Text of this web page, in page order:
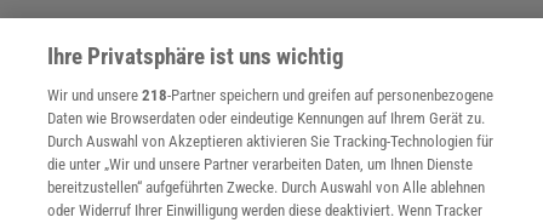
Ich forsche schon viele Jahre dazu und habe das Buch in erster
Linie über meine eigenen Erkenntnisse geschrieben. Deshalb
wusste ich das meiste natürlich schon vorher und musste nicht
von Grund auf recherchieren. Aus meiner Sicht ein sehr
spannendes Feld ist das der gezielten Persönlichkeitsentwicklung.
Ihre Privatsphäre ist uns wichtig
Wir und unsere218-Partner speichern und greifen auf personenbezogene
Daten wie Browserdaten oder eindeutige Kennungen auf Ihrem Gerät zu.
Durch Auswahl von Akzeptieren aktivieren Sie Tracking-Technologien für
die unter „Wir und unsere Partner verarbeiten Daten, um Ihnen Dienste
bereitzustellen“ aufgeführten Zwecke. Durch Auswahl von Alle ablehnen
oder Widerruf Ihrer Einwilligung werden diese deaktiviert. Wenn Tracker